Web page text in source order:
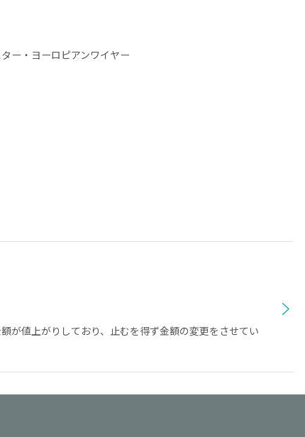
ー・ヨーロピアンワイヤー
値上がりしており、止むを得ず金額の変更をさせてい